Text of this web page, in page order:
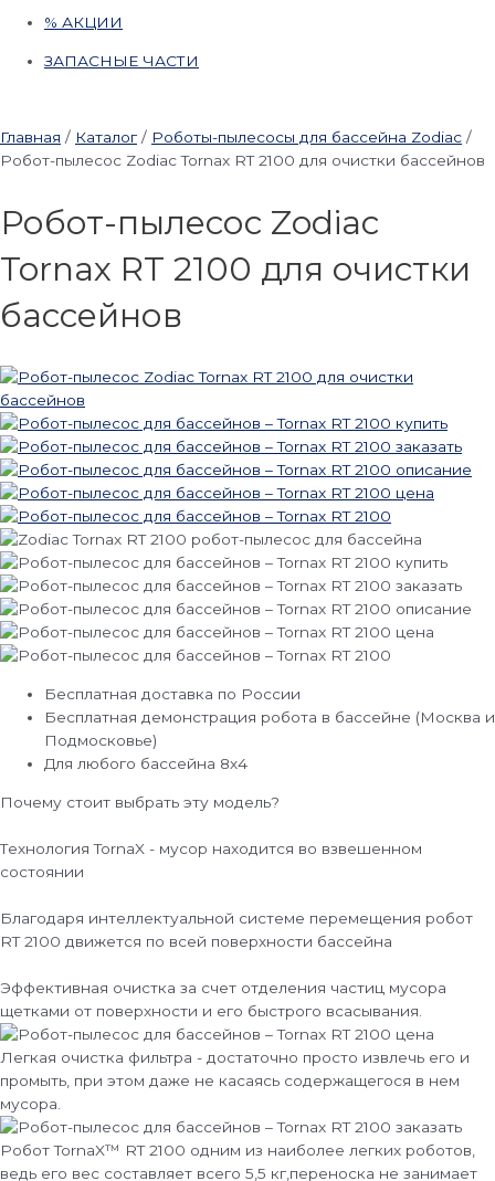
% АКЦИИ
ЗАПАСНЫЕ ЧАСТИ
Главная / Каталог / Роботы-пылесосы для бассейна Zodiac /
Робот-пылесос Zodiac Tornax RT 2100 для очистки бассейнов
Робот-пылесос Zodiac
Tornax RT 2100 для очистки
бассейнов
Бесплатная доставка по России
Бесплатная демонстрация робота в бассейне (Москва и
Подмосковье)
Для любого бассейна 8х4
Почему стоит выбрать эту модель?
Технология TornaX - мусор находится во взвешенном
состоянии
Благодаря интеллектуальной системе перемещения робот
RT 2100 движется по всей поверхности бассейна
Эффективная очистка за счет отделения частиц мусора
щетками от поверхности и его быстрого всасывания.
Легкая очистка фильтра - достаточно просто извлечь его и
промыть, при этом даже не касаясь содержащегося в нем
мусора.
Робот TornaX™ RT 2100 одним из наиболее легких роботов,
ведь его вес составляет всего 5,5 кг,переноска не занимает